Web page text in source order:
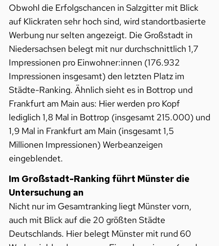
Obwohl die Erfolgschancen in Salzgitter mit Blick
auf Klickraten sehr hoch sind, wird standortbasierte
Werbung nur selten angezeigt. Die Großstadt in
Niedersachsen belegt mit nur durchschnittlich 1,7
Impressionen pro Einwohner:innen (176.932
Impressionen insgesamt) den letzten Platz im
Städte-Ranking. Ähnlich sieht es in Bottrop und
Frankfurt am Main aus: Hier werden pro Kopf
lediglich 1,8 Mal in Bottrop (insgesamt 215.000) und
1,9 Mal in Frankfurt am Main (insgesamt 1,5
Millionen Impressionen) Werbeanzeigen
eingeblendet.
Im Großstadt-Ranking führt Münster die
Untersuchung an
Nicht nur im Gesamtranking liegt Münster vorn,
auch mit Blick auf die 20 größten Städte
Deutschlands. Hier belegt Münster mit rund 60